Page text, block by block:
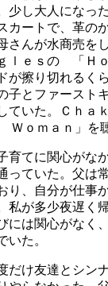
少し大人になっ
カートで、革の
さんが水商売を
ｌｅｓの 「Ｈ
が擦り切れるく
子とファースト
ていた。Ｃｈ
ｏｍａｎ」を
育てに関心がな
っていた。父は
り、自分が仕事
私が多少夜遅く
には関心がなく
いた。
だけ友達とシン